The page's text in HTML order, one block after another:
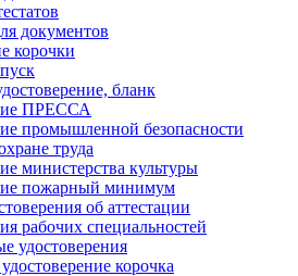
документов
корочки
бланк
ПРЕССА
промышленной безопасности
труда
министерства культуры
пожарный минимум
об аттестации
рабочих специальностей
удостоверения
корочка